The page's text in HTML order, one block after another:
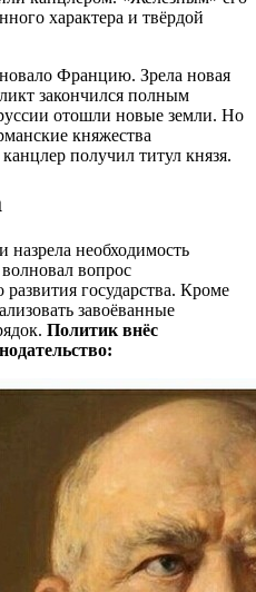
характера и твёрдой
Францию. Зрела новая
закончился полным
отошли новые земли. Но
княжества
получил титул князя.
необходимость
вопрос
государства. Кроме
завоёванные
Политик внёс